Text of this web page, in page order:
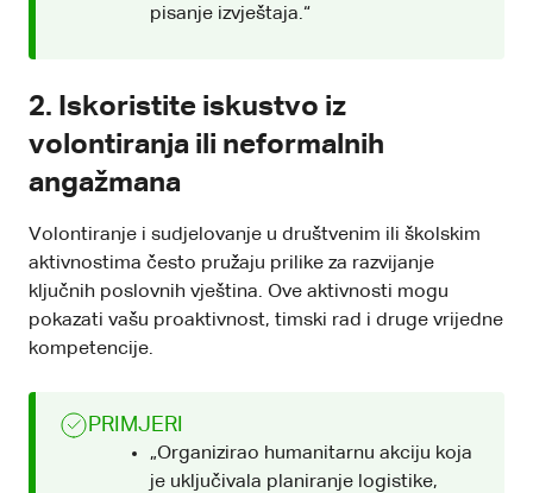
pisanje izvještaja.“
2. Iskoristite iskustvo iz
volontiranja ili neformalnih
angažmana
Volontiranje i sudjelovanje u društvenim ili školskim
aktivnostima često pružaju prilike za razvijanje
ključnih poslovnih vještina. Ove aktivnosti mogu
pokazati vašu proaktivnost, timski rad i druge vrijedne
kompetencije.
PRIMJERI
„Organizirao humanitarnu akciju koja
je uključivala planiranje logistike,